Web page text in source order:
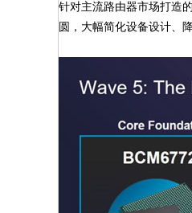
针对主流路由器市场打造
圆，大幅简化设备设计、